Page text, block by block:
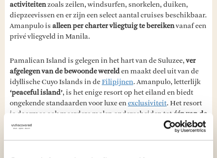
activiteitenzoals zeilen, windsurfen, snorkelen, duiken,
diepzeevissen en er zijn een select aantal cruises beschikbaar.
Amanpulo is alleen per charter vliegtuig te bereikenvanaf een
privé vliegveld in Manila.
Pamalican Island is gelegen in het hart van de Suluzee,ver
afgelegen van de bewoonde werelden maakt deel uit van de
idyllische Cuyo Islands in deFilipijnen. Amanpulo, letterlijk
‘peaceful island’, is het enige resort op het eiland en biedt
ongekende standaarden voor luxe enexclusiviteit. Het resort
is daarmee ook meerdere malen onderscheiden tot één van de
beste resorts ter wereld
luxe reis in de